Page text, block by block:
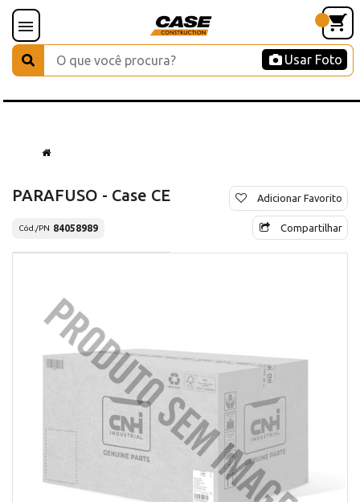
Usar Foto
PARAFUSO - Case CE
Cód./PN 84058989
Adicionar Favorito
Compartilhar